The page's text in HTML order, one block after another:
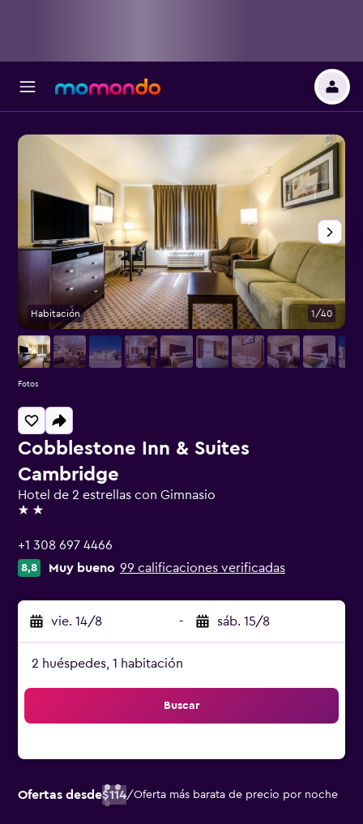
Cobblestone Inn & Suites
Cambridge
Hotel de 2 estrellas con Gimnasio
2 estrellas
+1 308 697 4466
8,8 Muy bueno 99 calificaciones verificadas
vie. 14/8 - sáb. 15/8
2 huéspedes, 1 habitación
Buscar
Ofertas desde$114/Oferta más barata de precio por noche
Habitación 1/40
Fotos